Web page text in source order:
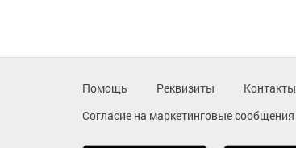
Помощь Реквизиты Контакты
Согласие на маркетинговые сообщения